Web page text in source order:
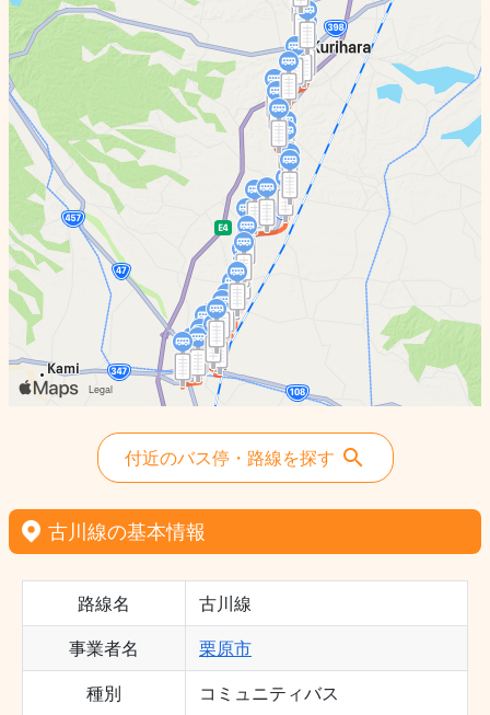
付近のバス停・路線を探す
古川線の基本情報
路線名 古川線
事業者名 栗原市
種別 コミュニティバス